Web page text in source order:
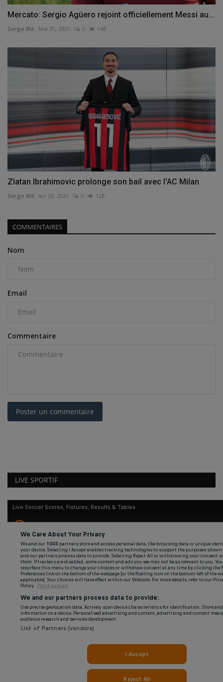
Mercato: Sergio Agüero rejoint officiellement Messi au...
Serge Blé Mai 31, 2021 0 148
Zlatan Ibrahimovic prolonge son bail avec l'AC Milan
Serge Blé avr 23, 2021 0 128
COMMENTAIRES
Nom
Email
Commentaire
Poster un commentaire
LIVE SPORTIF